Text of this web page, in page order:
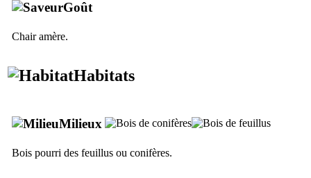
Goût
Chair amère.
Habitats
Milieux
Bois pourri des feuillus ou conifères.